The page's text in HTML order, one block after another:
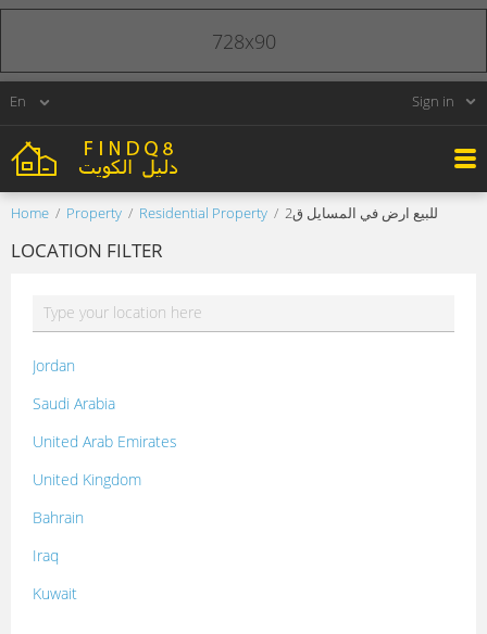
Sign in
Home Property Residential Property للبيع ارض في المسايل ق2
LOCATION FILTER
Jordan
Saudi Arabia
United Arab Emirates
United Kingdom
Bahrain
Iraq
Kuwait
728x90